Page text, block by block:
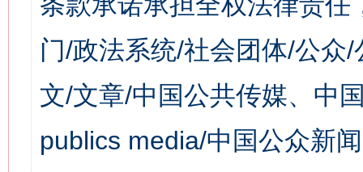
门/政法系统/社会团体/公众
文/文章/中国公共传媒、中
publics media/中国公众新